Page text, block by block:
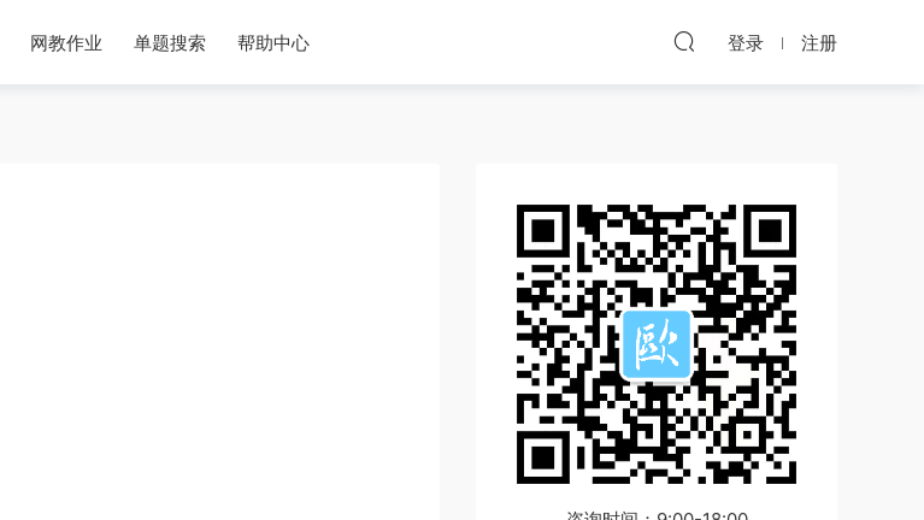
网教作业 单题搜索 帮助中心 登录 注册